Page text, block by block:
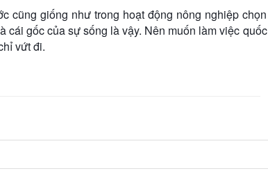
cũng giống như trong hoạt động nông nghiệp chọn
cái gốc của sự sống là vậy. Nên muốn làm việc quốc
vứt đi.